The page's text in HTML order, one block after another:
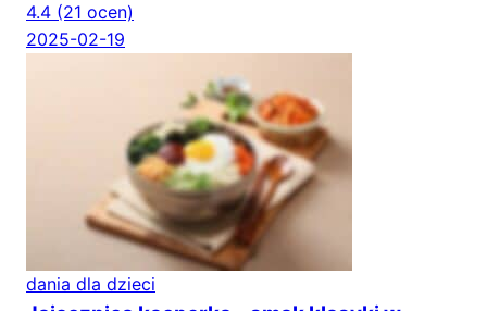
4.4 (21 ocen)
2025-02-19
dania dla dzieci